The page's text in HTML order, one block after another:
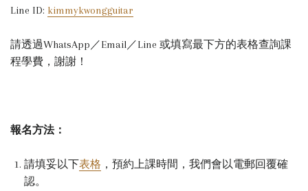
Line ID: kimmykwongguitar
請透過WhatsApp／Email／Line 或填寫最下方的表格查詢課
程學費，謝謝！
報名方法：
請填妥以下表格 ，預約上課時間，我們會以電郵回覆確
認。